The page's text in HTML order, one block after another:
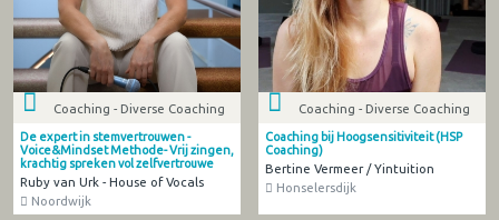
Coaching - Diverse Coaching
De expert in stemvertrouwen -
Voice&Mindset Methode- Vrij zingen,
krachtig spreken vol zelfvertrouwe
Ruby van Urk - House of Vocals
Noordwijk
Coaching - Diverse Coaching
Coaching bij Hoogsensitiviteit (HSP
Coaching)
Bertine Vermeer / Yintuition
Honselersdijk